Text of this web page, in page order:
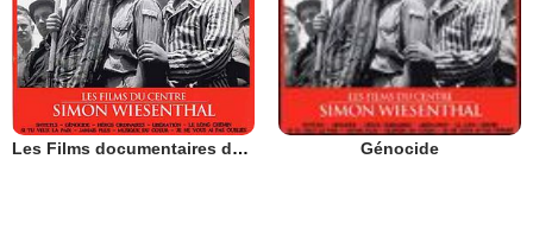
Les Films documentaires du Centre Simon Wiesenthal Génocide